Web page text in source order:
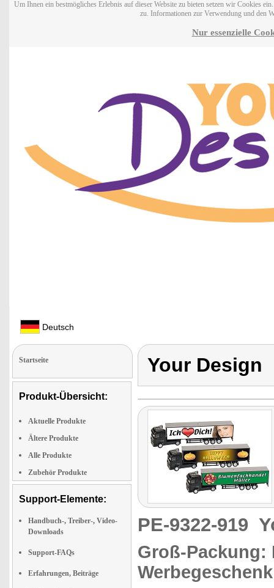
Um Ihnen ein bestmögliches Erlebnis auf dieser Website zu bieten setzen wir Cookies
zu. Informationen zur Verwendung und den
Nur essenzielle
Deutsch
Startseite
Produkt-Übersicht:
Aktuelle Produkte
Ältere Produkte
Alle Produkte
Zubehör Produkte
Support-Elemente:
Handbuch-, Treiber-, Video-
Downloads
Support-FAQs
Erfahrungen, Beiträge
Your Design
PE-9322-919
Groß-Packung: